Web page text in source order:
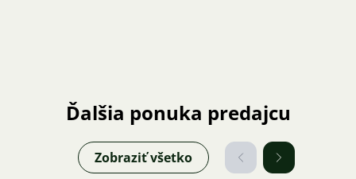
Ďalšia ponuka predajcu
Zobraziť všetko